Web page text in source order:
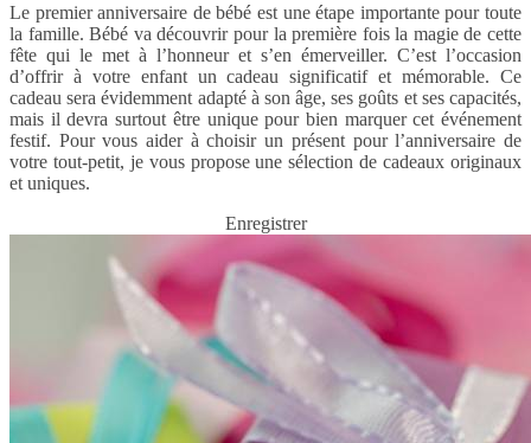
Le premier anniversaire de bébé est une étape importante pour toute
la famille. Bébé va découvrir pour la première fois la magie de cette
fête qui le met à l’honneur et s’en émerveiller. C’est l’occasion
d’offrir à votre enfant un cadeau significatif et mémorable. Ce
cadeau sera évidemment adapté à son âge, ses goûts et ses capacités,
mais il devra surtout être unique pour bien marquer cet événement
festif. Pour vous aider à choisir un présent pour l’anniversaire de
votre tout-petit, je vous propose une sélection de cadeaux originaux
et uniques.
Enregistrer